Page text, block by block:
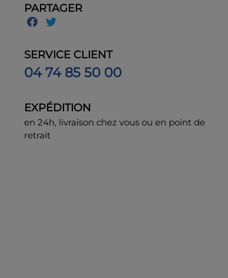
PARTAGER
SERVICE CLIENT
04 74 85 50 00
EXPÉDITION
en 24h, livraison chez vous ou en point de
retrait